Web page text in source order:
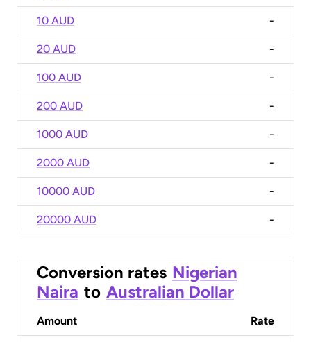
10 AUD -
20 AUD -
100 AUD -
200 AUD -
1000 AUD -
2000 AUD -
10000 AUD -
20000 AUD -
Conversion rates Nigerian
Naira to Australian Dollar
Amount Rate